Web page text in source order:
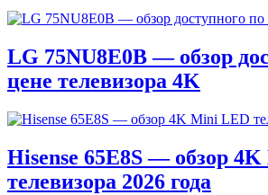
LG 75NU8E0B — обзор
цене телевизора 4K
Hisense 65E8S — обзор
телевизора 2026 года